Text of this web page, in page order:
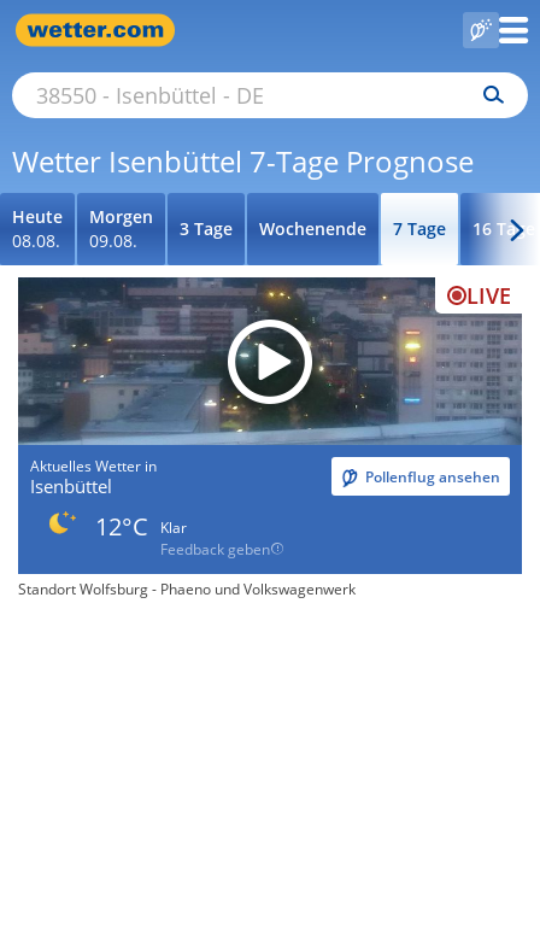
Wetter Isenbüttel 7-Tage Prognose
Heute
08.08.
Morgen
09.08.
3 Tage Wochenende 7 Tage 16 Tage
LIVE
Aktuelles Wetter in
Isenbüttel Pollenflug ansehen
12°C
Klar
Feedback geben
Standort Wolfsburg - Phaeno und Volkswagenwerk